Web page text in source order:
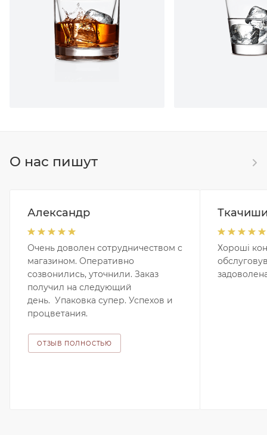
О нас пишут
Александр
Очень доволен сотрудничеством с
магазином. Оперативно
созвонились, уточнили. Заказ
получил на следующий
день. Упаковка супер. Успехов и
процветания.
ОТЗЫВ ПОЛНОСТЬЮ
Хороші